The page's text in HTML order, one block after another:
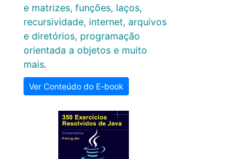
e matrizes, funções, laços,
recursividade, internet, arquivos
e diretórios, programação
orientada a objetos e muito
mais.
Ver Conteúdo do E-book